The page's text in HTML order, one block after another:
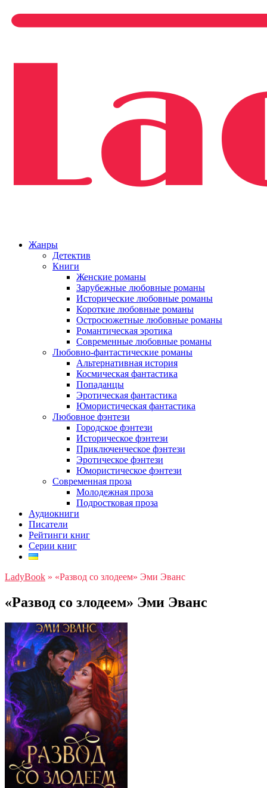
Жанры
Детектив
Книги
Женские романы
Зарубежные любовные романы
Исторические любовные романы
Короткие любовные романы
Остросюжетные любовные романы
Романтическая эротика
Современные любовные романы
Любовно-фантастические романы
Альтернативная история
Космическая фантастика
Попаданцы
Эротическая фантастика
Юмористическая фантастика
Любовное фэнтези
Городское фэнтези
Историческое фэнтези
Приключенческое фэнтези
Эротическое фэнтези
Юмористическое фэнтези
Современная проза
Молодежная проза
Подростковая проза
Аудиокниги
Писатели
Рейтинги книг
Серии книг
LadyBook » «Развод со злодеем» Эми Эванс
«Развод со злодеем» Эми Эванс